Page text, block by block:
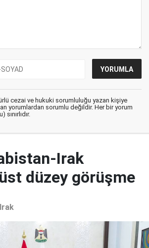
cezai ve hukuki sorumluluğu yazan kişiye
yorumlardan sorumlu değildir. Her bir yorum
Irak
düzey görüşme
Irak